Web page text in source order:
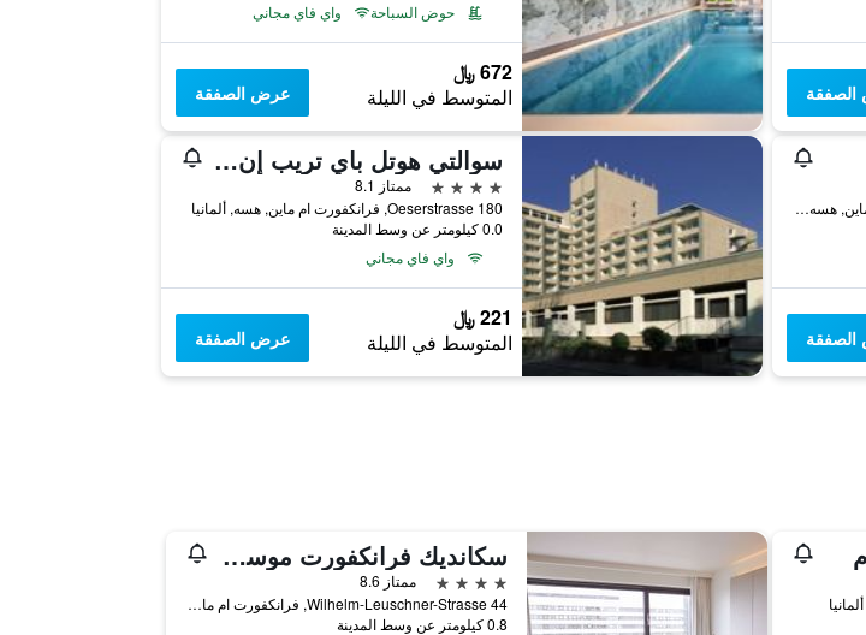
حوض السباحة
واي فاي مجاني
672 ﷼
المتوسط في الليلة عرض الصفقة
Wiesenhuettenplatz 38, فرانكفورت ام ماين, هسه, ألمانيا
سوالتي هوتل باي تريب إن فرانكفورت ميسي
4 نجوم
ممتاز 8.1
Oeserstrasse 180, فرانكفورت ام ماين, هسه, ألمانيا
0.0 كيلومتر عن وسط المدينة
واي فاي مجاني
221 ﷼
المتوسط في الليلة عرض الصفقة
سكانديك فرانكفورت موسومسوفر
4 نجوم
ممتاز 8.6
Wilhelm-Leuschner-Strasse 44, فرانكفورت ام ماين, هسه, ألمانيا
0.8 كيلومتر عن وسط المدينة